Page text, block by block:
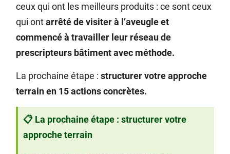
ceux qui ont les meilleurs produits : ce sont ceux
qui ontarrêté de visiter à l’aveugle et
commencé à travailler leur réseau de
prescripteurs bâtiment avec méthode.
La prochaine étape : structurer votre approche
terrain en 15 actions concrètes.
📋 La prochaine étape : structurer votre
approche terrain